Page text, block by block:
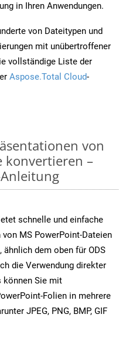
in Ihren Anwendungen.
von Dateitypen und
mit unübertroffener
vollständige Liste der
Aspose.Total Cloud-
von
konvertieren –
schnelle und einfache
MS PowerPoint-Dateien
dem oben für ODS
die Verwendung direkter
können Sie mit
Folien in mehrere
JPEG, PNG, BMP, GIF